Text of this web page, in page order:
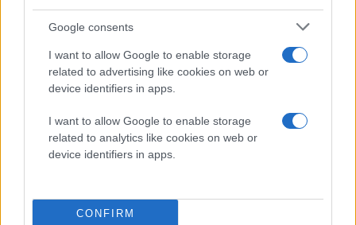
Google consents
I want to allow Google to enable storage
related to advertising like cookies on web or
device identifiers in apps.
I want to allow Google to enable storage
related to analytics like cookies on web or
device identifiers in apps.
CONFIRM
Keep your fave DM convos easily
accessible by pinning them! You can now
pin up to six conversations that will stay at
the top of your DM inbox.
Available on Android, iOS, and web.
pic.twitter.com/kIjlzf9XLJ
— Twitter Support (@TwitterSupport)